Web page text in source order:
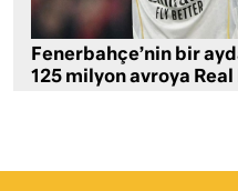
Fenerbahçe’nin bir
125 milyon avroya